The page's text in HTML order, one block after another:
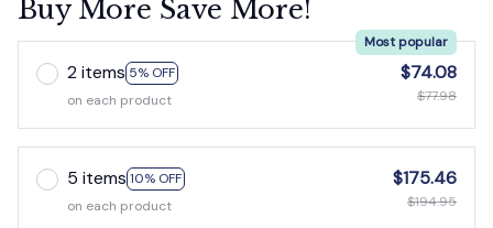
Buy More Save More!
2 items 5% OFF
Most popular
on each product
$74.08
$77.98
5 items 10% OFF
on each product
$175.46
$194.95